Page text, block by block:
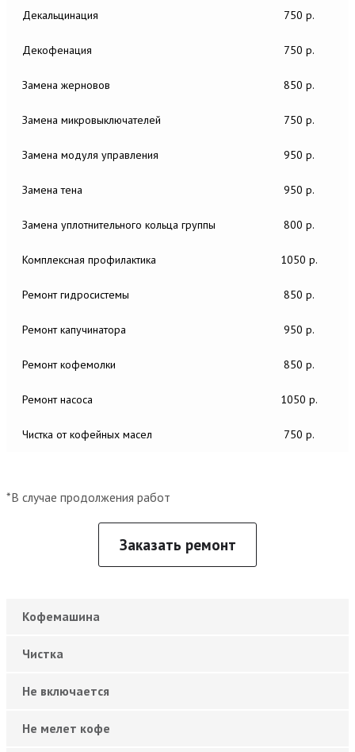
Декальцинация 750 р.
Декофенация 750 р.
Замена жерновов 850 р.
Замена микровыключателей 750 р.
Замена модуля управления 950 р.
Замена тена 950 р.
Замена уплотнительного кольца группы 800 р.
Комплексная профилактика 1050 р.
Ремонт гидросистемы 850 р.
Ремонт капучинатора 950 р.
Ремонт кофемолки 850 р.
Ремонт насоса 1050 р.
Чистка от кофейных масел 750 р.
*В случае продолжения работ
Заказать ремонт
Кофемашина
Чистка
Не включается
Не мелет кофе